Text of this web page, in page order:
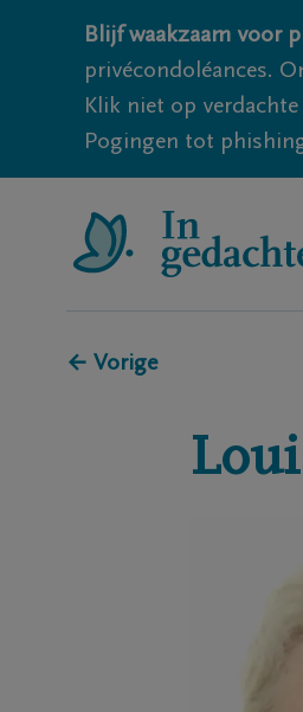
Blijf waakzaam voor
privécondoléances.
Klik niet op
Pogingen tot
← Vorige